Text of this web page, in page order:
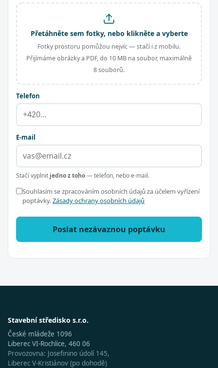
Přetáhněte sem fotky, nebo klikněte a vyberte
Fotky prostoru pomůžou nejvíc — stačí i z mobilu.
Přijímáme obrázky a PDF, do 10 MB na soubor, maximálně
8 souborů.
Telefon
E-mail
Stačí vyplnit jedno z toho— telefon, nebo e-mail.
Souhlasím se zpracováním osobních údajů za účelem vyřízení
poptávky.Zásady ochrany osobních údajů
Poslat nezávaznou poptávku
Stavební středisko s.r.o.
České mládeže 1096
Liberec VI-Rochlice, 460 06
Provozovna: Josefinino údolí 145,
Liberec V-Kristiánov (po dohodě)